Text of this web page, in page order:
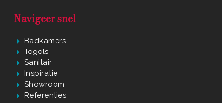
Navigeer snel
Badkamers
Tegels
Sanitair
Inspiratie
Showroom
Referenties